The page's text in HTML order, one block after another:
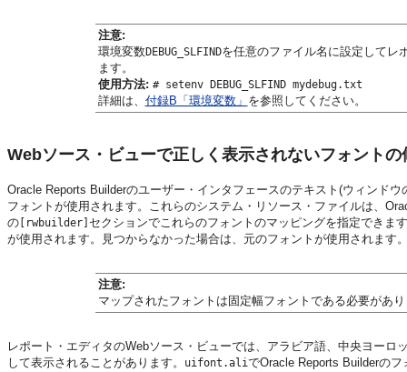
注意:
環境変数DEBUG_SLFINDを任意のファイル名に設定してレ
ます。
使用方法: # setenv DEBUG_SLFIND mydebug.txt
詳細は、 付録B「環境変数」 を参照してください。
Webソース・ビューで正しく表示されないフォントの
Oracle Reports Builderのユーザー・インタフェースのテキスト(ウィンド
フォントが使用されます。これらのシステム・リソース・ファイルは、
の [rwbuilder] セクションでこれらのフォントのマッピングを指定できま
が使用されます。見つからなかった場合は、元のフォントが使用されます
注意:
マップされたフォントは固定幅フォントである必要があ
レポート・エディタのWebソース・ビューでは、アラビア語、中央ヨー
して表示されることがあります。
uifont.aliでOracle Reports Builderの